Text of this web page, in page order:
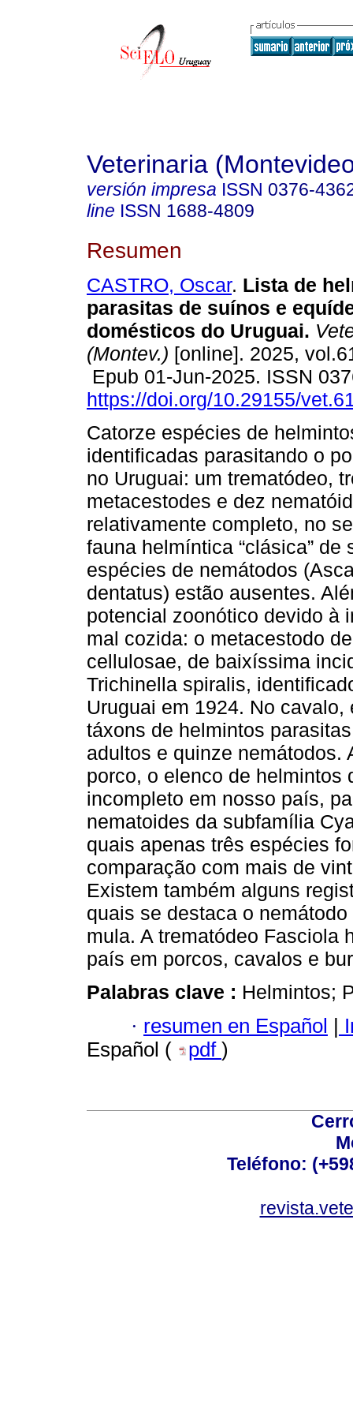
Veterinaria
versión impresa ISSN 0376-
line ISSN 1688-4809
Resumen
CASTRO, Oscar. Lista de
parasitas de suínos e
domésticos do Uruguai.
(Montev.) [online]. 2025,
Epub 01-Jun-2025. ISSN
https://doi.org/10.29155/
Catorze espécies de
identificadas parasitando o
no Uruguai: um trematódeo,
metacestodes e dez
relativamente completo, no
fauna helmíntica “clásica”
espécies de nemátodos
dentatus) estão ausentes.
potencial zoonótico devido à
mal cozida: o metacestodo
cellulosae, de baixíssima
Trichinella spiralis,
Uruguai em 1924. No
táxons de helmintos
adultos e quinze nemátodos.
porco, o elenco de helmintos
incompleto em nosso país,
nematoides da subfamília
quais apenas três espécies
comparação com mais de
Existem também alguns
quais se destaca o
mula. A trematódeo Fasciola
país em porcos, cavalos e
Palabras clave : Helmintos;
· resumen en Español |
Español (
pdf )
Teléfono: